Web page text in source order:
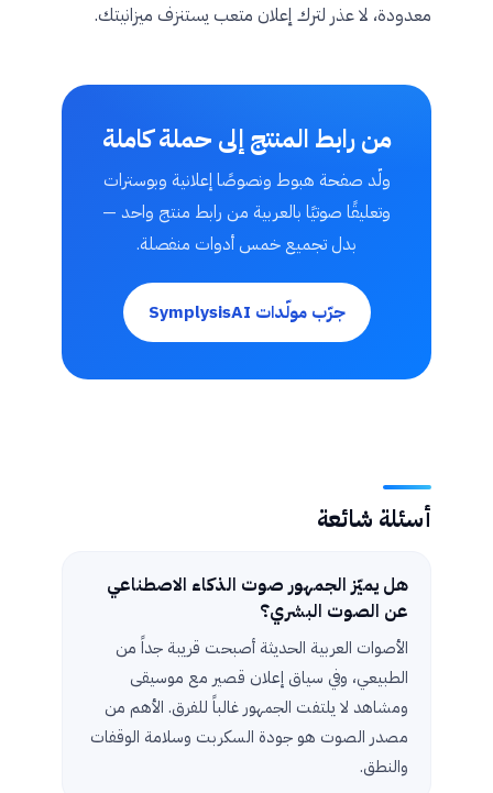
معدودة، لا عذر لترك إعلان متعب يستنزف ميزانيتك.
من رابط المنتج إلى حملة كاملة
ولّد صفحة هبوط ونصوصًا إعلانية وبوسترات
وتعليقًا صوتيًا بالعربية من رابط منتج واحد —
بدل تجميع خمس أدوات منفصلة.
جرّب مولّدات SymplysisAI
أسئلة شائعة
هل يميّز الجمهور صوت الذكاء الاصطناعي
عن الصوت البشري؟
الأصوات العربية الحديثة أصبحت قريبة جداً من
الطبيعي، وفي سياق إعلان قصير مع موسيقى
ومشاهد لا يلتفت الجمهور غالباً للفرق. الأهم من
مصدر الصوت هو جودة السكربت وسلامة الوقفات
والنطق.